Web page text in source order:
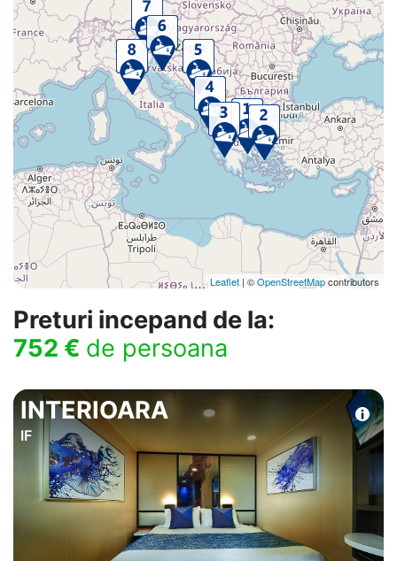
Leaflet | ©OpenStreetMapcontributors
Preturi incepand de la:
752 € de persoana
INTERIOARA
IF